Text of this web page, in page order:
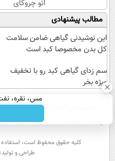
اتو چروکای
پوستتوصاف
میکنه!50%تخفیف
مطالب پیشنهادی
این نوشیدنی گیاهی ضامن سلامت
کل بدن مخصوصا کبد است
سم زدای گیاهی کبد رو با تخفیف
ویژه بخر
مس، نقره،
عصر ایران۲
آب و هوا اوقات
كليه حقوق محفوظ است، استفاده
طراحی و